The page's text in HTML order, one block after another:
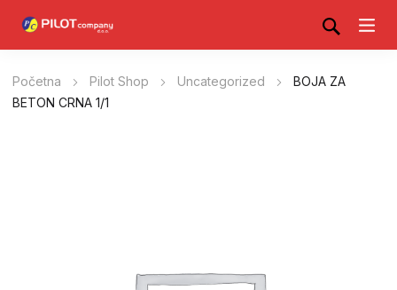
Početna Pilot Shop Uncategorized
BOJA ZA
BETON CRNA 1/1